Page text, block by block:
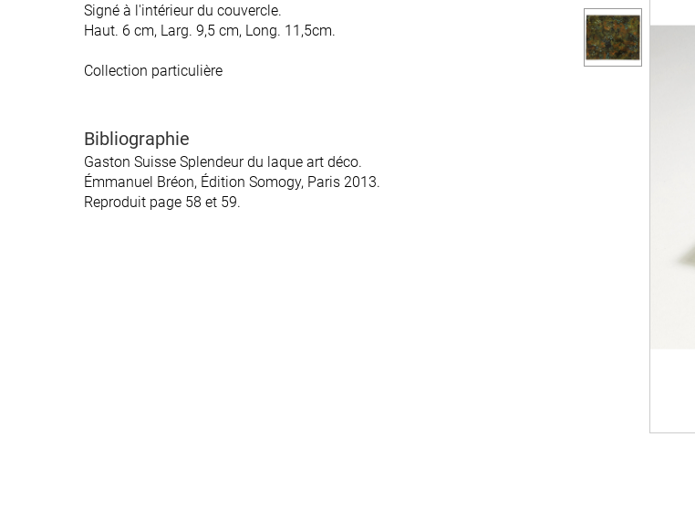
Signé à l'intérieur du couvercle.
Haut. 6 cm, Larg. 9,5 cm, Long. 11,5cm.
Collection particulière
Bibliographie
Gaston Suisse Splendeur du laque art déco.
Émmanuel Bréon, Édition Somogy, Paris 2013.
Reproduit page 58 et 59.